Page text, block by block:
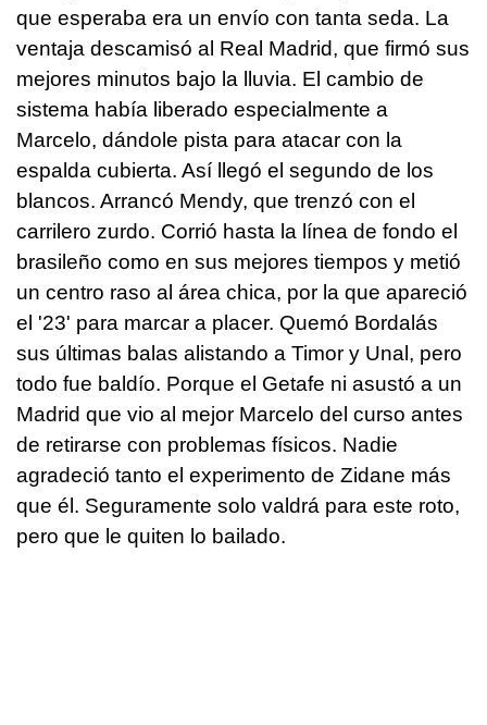
que esperaba era un envío con tanta seda. La
ventaja descamisó al Real Madrid, que firmó sus
mejores minutos bajo la lluvia. El cambio de
sistema había liberado especialmente a
Marcelo, dándole pista para atacar con la
espalda cubierta. Así llegó el segundo de los
blancos. Arrancó Mendy, que trenzó con el
carrilero zurdo. Corrió hasta la línea de fondo el
brasileño como en sus mejores tiempos y metió
un centro raso al área chica, por la que apareció
el '23' para marcar a placer. Quemó Bordalás
sus últimas balas alistando a Timor y Unal, pero
todo fue baldío. Porque el Getafe ni asustó a un
Madrid que vio al mejor Marcelo del curso antes
de retirarse con problemas físicos. Nadie
agradeció tanto el experimento de Zidane más
que él. Seguramente solo valdrá para este roto,
pero que le quiten lo bailado.